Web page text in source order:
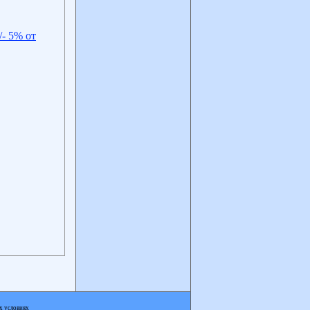
5% от
условиях